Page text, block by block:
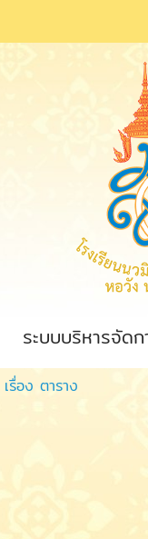
ระบบบริหารจัดก
รื่อง ตาราง